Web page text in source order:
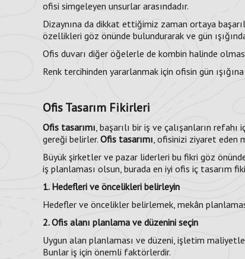
ofisi simgeleyen unsurlar arasındadır.
Dizaynına da dikkat ettiğimiz zaman ortaya
özellikleri göz önünde bulundurarak ve gün
Ofis duvarı diğer öğelerle de kombin halinde
Renk tercihinden yararlanmak için ofisin gün
Ofis Tasarım Fikirleri
Ofis tasarımı, başarılı bir iş ve çalışanların
gereği belirler. Ofis tasarımı, ofisinizi ziyaret eden
Büyük şirketler ve pazar liderleri bu fikri göz
iş planlaması olsun, burada en iyi ofis iç tasarım
1. Hedefleri ve öncelikleri belirleyin
Hedefler ve öncelikler belirlemek, mekân
2. Ofis alanı planlama ve düzenini seçin
Uygun alan planlaması ve düzeni, işletim
Bunlar iş için önemli faktörlerdir.